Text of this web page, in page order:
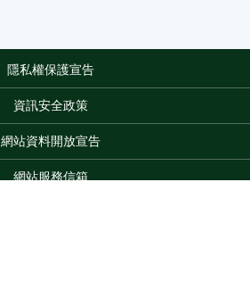
隱私權保護宣告
資訊安全政策
網站資料開放宣告
網站服務信箱